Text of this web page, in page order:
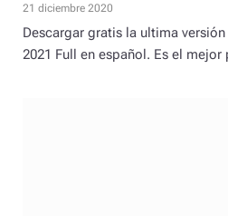
21 diciembre 2020
Descargar gratis la ultima
2021 Full en español. Es el